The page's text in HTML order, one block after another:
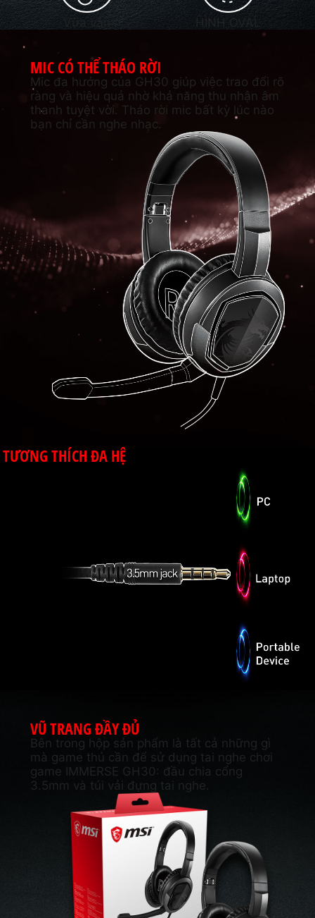
Vừa vặn HÌNH OVAL
MIC CÓ THỂ THÁO RỜI
Mic đa hướng của GH30 giúp việc trao đổi rõ
ràng và hiệu quả nhờ khả năng thu nhận âm
thanh tuyệt vời. Tháo rời mic bất kỳ lúc nào
bạn chỉ cần nghe nhạc.
TƯƠNG THÍCH ĐA HỆ
Sử dụng dắc cắm 3.5mm giúp GH30 tương thích
với PC, laptop và các thiết bị di động có cổng
VŨ TRANG ĐẦY ĐỦ
Bên trong hộp sản phẩm là tất cả những gì
mà game thủ cần để sử dụng tai nghe chơi
game IMMERSE GH30: đầu chia cổng
3.5mm và túi vải đựng tai nghe.